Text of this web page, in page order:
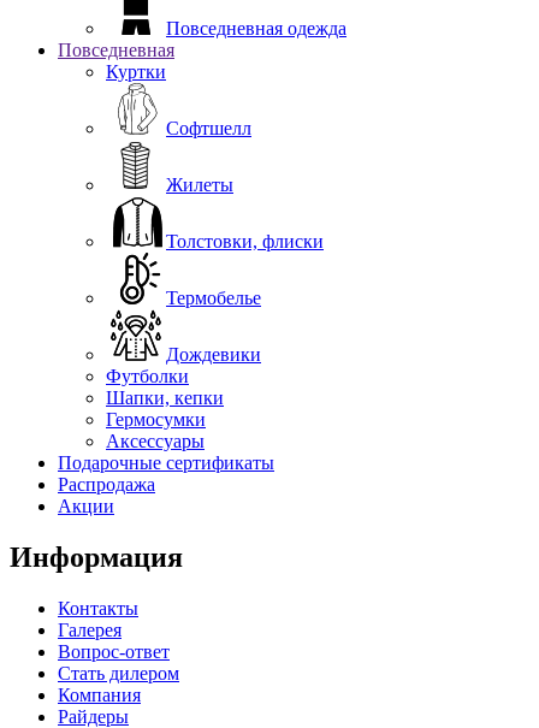
Повседневная одежда
Повседневная
Куртки
Софтшелл
Жилеты
Толстовки, флиски
Термобелье
Дождевики
Футболки
Шапки, кепки
Гермосумки
Аксессуары
Подарочные сертификаты
Распродажа
Акции
Информация
Контакты
Галерея
Вопрос-ответ
Стать дилером
Компания
Райдеры